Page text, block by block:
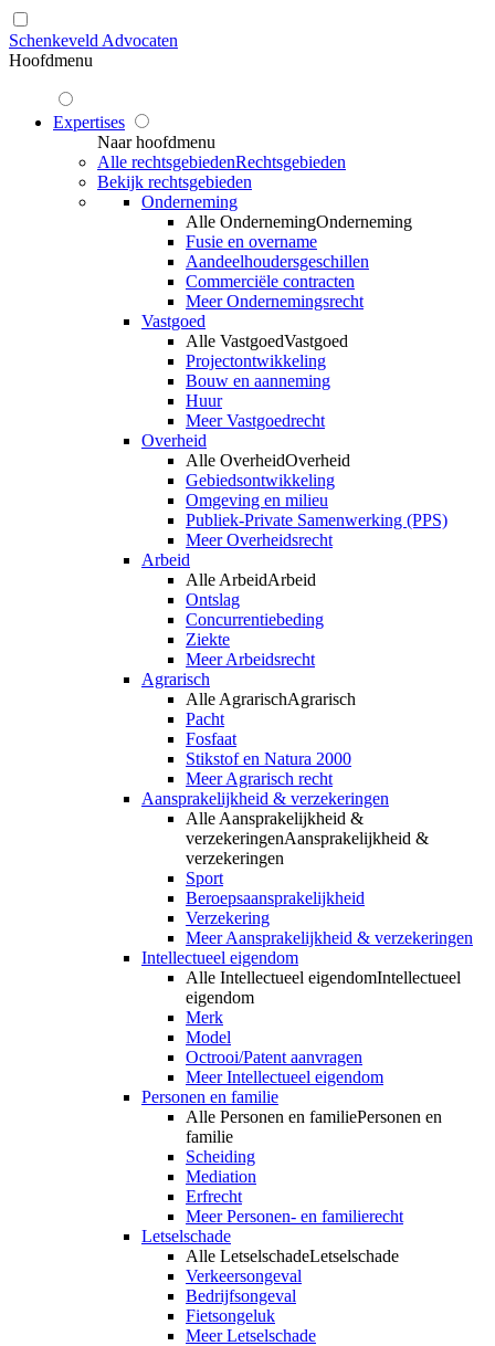
Schenkeveld Advocaten
Hoofdmenu
Expertises
Naar hoofdmenu
Alle rechtsgebiedenRechtsgebieden
Bekijk rechtsgebieden
Onderneming
Alle OndernemingOnderneming
Fusie en overname
Aandeelhoudersgeschillen
Commerciële contracten
Meer Ondernemingsrecht
Vastgoed
Alle VastgoedVastgoed
Projectontwikkeling
Bouw en aanneming
Huur
Meer Vastgoedrecht
Overheid
Alle OverheidOverheid
Gebiedsontwikkeling
Omgeving en milieu
Publiek-Private Samenwerking (PPS)
Meer Overheidsrecht
Arbeid
Alle ArbeidArbeid
Ontslag
Concurrentiebeding
Ziekte
Meer Arbeidsrecht
Agrarisch
Alle AgrarischAgrarisch
Pacht
Fosfaat
Stikstof en Natura 2000
Meer Agrarisch recht
Aansprakelijkheid & verzekeringen
Alle Aansprakelijkheid &
verzekeringenAansprakelijkheid &
verzekeringen
Sport
Beroepsaansprakelijkheid
Verzekering
Meer Aansprakelijkheid & verzekeringen
Intellectueel eigendom
Alle Intellectueel eigendomIntellectueel
eigendom
Merk
Model
Octrooi/Patent aanvragen
Meer Intellectueel eigendom
Personen en familie
Alle Personen en familiePersonen en
familie
Scheiding
Mediation
Erfrecht
Meer Personen- en familierecht
Letselschade
Alle LetselschadeLetselschade
Verkeersongeval
Bedrijfsongeval
Fietsongeluk
Meer Letselschade